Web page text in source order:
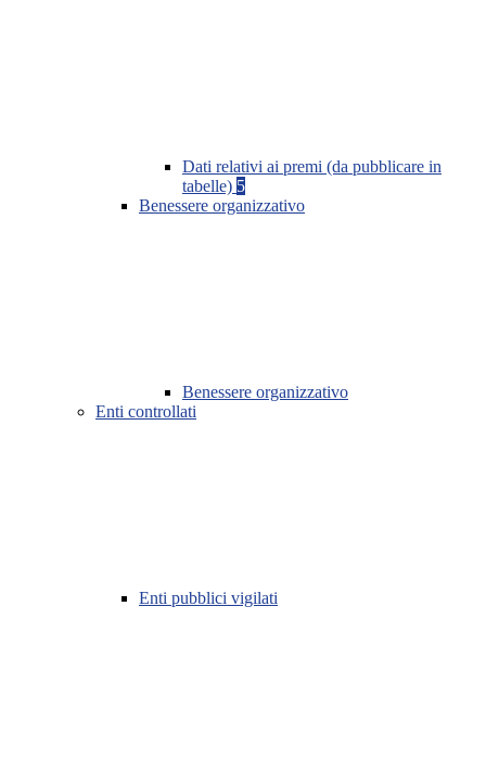
Dati relativi ai premi (da pubblicare in
tabelle) 5
Benessere organizzativo
Benessere organizzativo
Enti controllati
Enti pubblici vigilati